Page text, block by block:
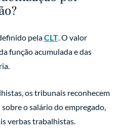
pelaCLT. O valor
função acumulada e das
os tribunais reconhecem
o salário do empregado,
verbas trabalhistas.